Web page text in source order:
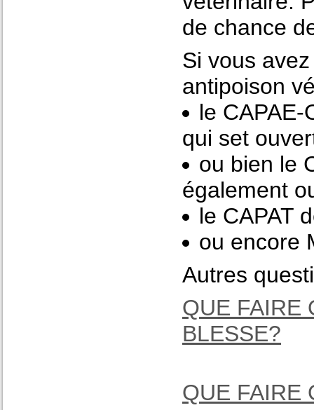
de chance
Si vous
antipoison
le
qui set
ou bien le
également
le CAPAT
ou encore
Autres
QUE FAIRE
BLESSE?
QUE FAIRE